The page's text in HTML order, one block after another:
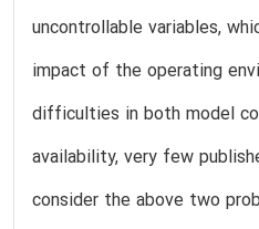
uncontrollable variables,
impact of the operating
difficulties in both model
availability, very few
consider the above two